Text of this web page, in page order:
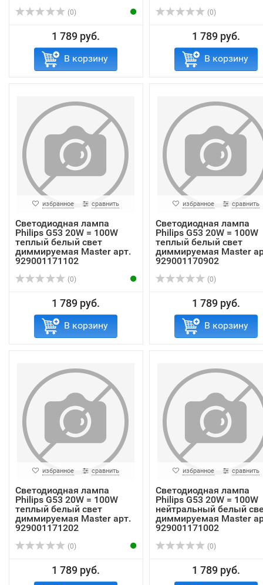
(0)
1 789 руб.
В корзину
(0)
1 789 руб.
В корзину
избранное сравнить
Светодиодная лампа
Philips G53 20W = 100W
теплый белый свет
диммируемая Master арт.
929001171102
(0)
1 789 руб.
В корзину
избранное сравнить
Светодиодная лампа
Philips G53 20W = 100W
теплый белый свет
диммируемая Master
929001170902
(0)
1 789 руб.
В корзину
избранное сравнить
Светодиодная лампа
Philips G53 20W = 100W
теплый белый свет
диммируемая Master арт.
929001171202
(0)
1 789 руб.
избранное сравнить
Светодиодная лампа
Philips G53 20W = 100W
нейтральный белый
диммируемая Master
929001171002
(0)
1 789 руб.